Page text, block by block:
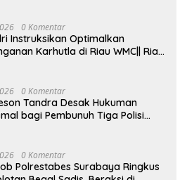
0 Komentar
Instruksikan Optimalkan
Karhutla di Riau WMC|| Riau
untuk mengoptimalkan
kebakaran hutan dan
di Provinsi Riau.
dengan penanganan sekaligus
peralatan kebakaran
0 Komentar
Tandra Desak Hukuman
bagi Pembunuh Tiga Polisi
0 Komentar
Polrestabes Surabaya Ringkus